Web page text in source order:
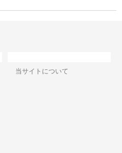
当サイトについて